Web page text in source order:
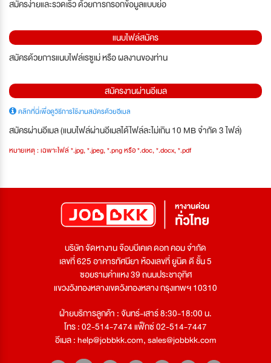
สมัครง่ายและรวดเร็ว ด้วยการกรอกข้อมูลแบบย่อ
แนบไฟล์สมัคร
สมัครด้วยการแนบไฟล์เรซูเม่ หรือ ผลงานของท่าน
สมัครงานผ่านอีเมล
คลิกที่นี่เพื่อดูวิธีการใช้งานสมัครด้วยอีเมล
สมัครผ่านอีเมล (แนบไฟล์ผ่านอีเมลได้ไฟล์ละไม่เกิน 10 MB จำกัด 3 ไฟล์)
หมายเหตุ : เฉพาะไฟล์ *.jpg, *.jpeg, *.png หรือ *.doc, *.docx, *.pdf
บริษัท จัดหางาน จ๊อบบีเคเค ดอท คอม จำกัด
เลขที่ 625 อาคารทัศนียา ห้องเลขที่ ยูนิต ดี ชั้น 5
ซอยรามคำแหง 39 ถนนประชาอุทิศ
แขวงวังทองหลางเขตวังทองหลาง กรุงเทพฯ 10310
ฝ่ายบริการลูกค้า : จันทร์-เสาร์ 8:30-18:00 น.
โทร : 02-514-7474 แฟ็กซ์ 02-514-7447
อีเมล :help@jobbkk.com,sales@jobbkk.com